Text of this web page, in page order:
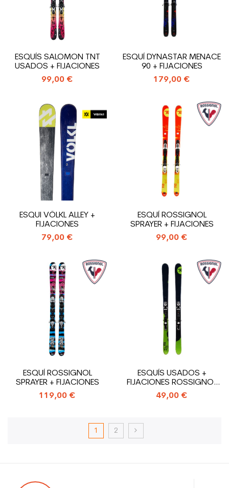
ESQUÍS SALOMON TNT
USADOS + FIJACIONES
99,00 €
ESQUÍ DYNASTAR MENACE
90 + FIJACIONES
179,00 €
ESQUI VÖLKL ALLEY +
FIJACIONES
79,00 €
ESQUÍ ROSSIGNOL
SPRAYER + FIJACIONES
99,00 €
ESQUÍ ROSSIGNOL
SPRAYER + FIJACIONES
119,00 €
ESQUÍS USADOS +
FIJACIONES ROSSIGNOL
STORM
49,00 €
1 2